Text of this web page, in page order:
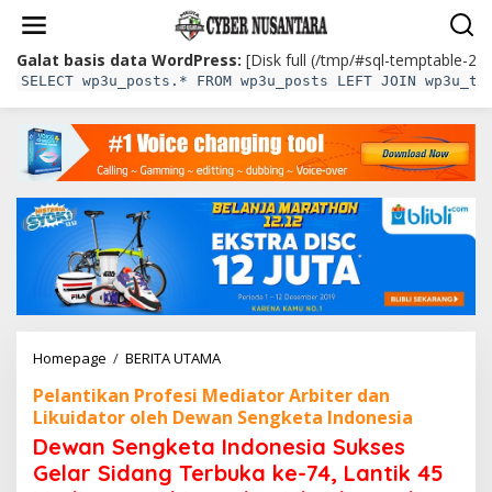
i
Galat basis data WordPress: [Disk full (/tmp/#sql-temptable-
SELECT wp3u_posts.* FROM wp3u_posts LEFT JOIN
Homepage / BERITA UTAMA
w
a
n
S
e
Pelantikan Profesi Mediator Arbiter dan
Likuidator oleh Dewan Sengketa Indonesia
Dewan Sengketa Indonesia Sukses
Gelar Sidang Terbuka ke-74, Lantik 45